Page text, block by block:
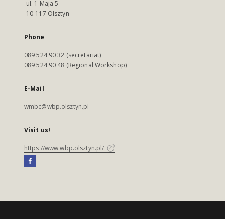
ul. 1 Maja 5
10-117 Olsztyn
Phone
089 524 90 32 (secretariat)
089 524 90 48 (Regional Workshop)
E-Mail
wmbc@wbp.olsztyn.pl
Visit us!
https://www.wbp.olsztyn.pl/